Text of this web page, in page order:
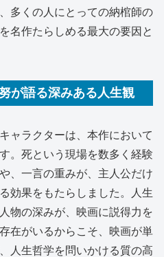
多くの人にとっての納棺師の
名作たらしめる最大の要因と
が語る深みある人生観
ャラクターは、本作において
。死という現場を数多く経験
、一言の重みが、主人公だけ
効果をもたらしました。人生
物の深みが、映画に説得力を
在がいるからこそ、映画が単
人生哲学を問いかける質の高